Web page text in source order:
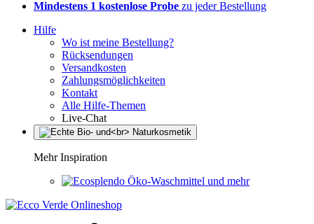
Mindestens 1 kostenlose Probe zu jeder Bestellung
Hilfe
Wo ist meine Bestellung?
Rücksendungen
Versandkosten
Zahlungsmöglichkeiten
Kontakt
Alle Hilfe-Themen
Live-Chat
Mehr Inspiration
Öko-Waschmittel und mehr